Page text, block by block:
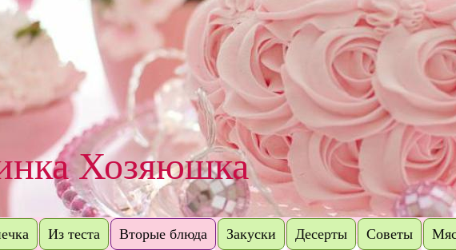
Хозяюшка
Из теста Вторые блюда Закуски Десерты Советы